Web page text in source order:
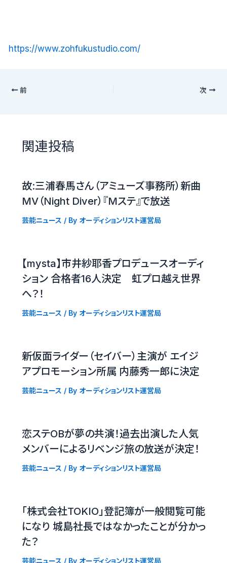
https://www.zohfukustudio.com/
前 次
関連投稿
故:三浦春馬さん（アミューズ事務所）新曲
MV（Night Diver）『Mステ』で放送
芸能ニュース / By オーディションリスト運営局
【mysta】市井紗耶香プロデュースオーディ
ション 合格者16人決定 虹プロ越え世界
へ？！
芸能ニュース / By オーディションリスト運営局
新仮面ライダー（セイバー）主演が エイジ
アプロモーション所属 内藤秀一郎に決定
芸能ニュース / By オーディションリスト運営局
恋ステOBが夢の共演！過去出演した人気
メンバーによるリベンジ旅の放送が決定！
芸能ニュース / By オーディションリスト運営局
「株式会社TOKIO」登記簿が一般閲覧可能
になり 城島社長ではなかったことが分かっ
た？
芸能ニュース / By オーディションリスト運営局